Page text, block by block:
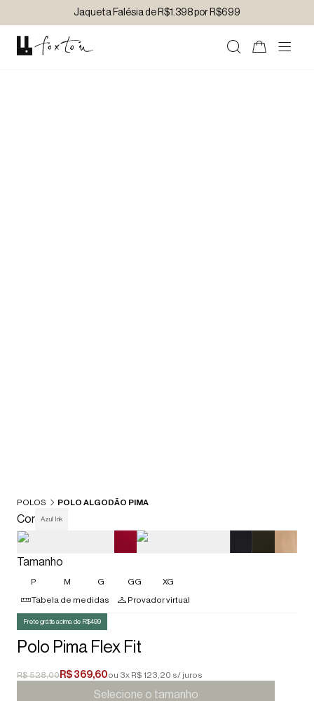
Jaqueta Falésia de R$1.398 por R$699
POLOS POLO ALGODÃO PIMA
Polo Pima Flex Fit
R$ 528,00 R$ 369,60ou 3x R$ 123,20 s/ juros
Frete grátis acima de R$499
Cor Azul Ink
Tamanho
P M G GG XG
Tabela de medidas Provador virtual
Selecione o tamanho